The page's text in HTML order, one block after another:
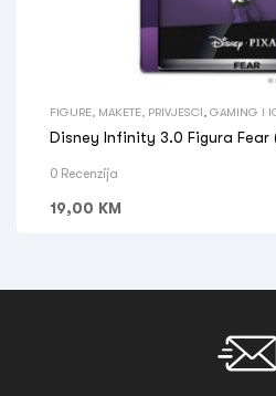
FIGURE, MAKETE, PRIVJESCI GAMING I
Disney Infinity 3.0 Figura Fear
0 Recenzija
19,00 KM